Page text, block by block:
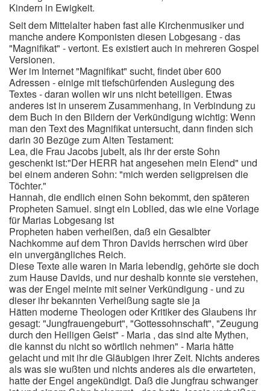
Kindern in Ewigkeit.
Seit dem Mittelalter haben fast alle Kirchenmusiker und
manche andere Komponisten diesen Lobgesang - das
"Magnifikat" - vertont. Es existiert auch in mehreren Gospel
Versionen.
Wer im Internet "Magnifikat" sucht, findet über 600
Adressen - einige mit tiefschürfenden Auslegung des
Textes - daran wollen wir uns nicht beteiligen. Etwas
anderes ist in unserem Zusammenhang, in Verbindung zu
dem Buch in den Bildern der Verkündigung wichtig: Wenn
man den Text des Magnifikat untersucht, dann finden sich
darin 30 Bezüge zum Alten Testament:
Lea, die Frau Jacobs jubelt, als ihr der erste Sohn
geschenkt ist:"Der HERR hat angesehen mein Elend" und
bei einem anderen Sohn: "mich werden seligpreisen die
Töchter."
Hannah, die endlich einen Sohn bekommt, den späteren
Propheten Samuel. singt ein Loblied, das wie eine Vorlage
für Marias Lobgesang ist
Propheten haben verheißen, daß ein Gesalbter
Nachkomme auf dem Thron Davids herrschen wird über
ein unvergängliches Reich.
Diese Texte alle waren in Maria lebendig, gehörte sie doch
zum Hause Davids, und nur deshalb konnte sie verstehen,
was der Engel meinte mit seiner Verkündigung - und zu
dieser ihr bekannten Verheißung sagte sie ja
Hätten moderne Theologen oder Kritiker des Glaubens ihr
gesagt: "Jungfrauengeburt", "Gottessohnschaft", "Zeugung
durch den Heiligen Geist" - Maria , das sind alte Mythen,
die kannst du nicht so wörtlich nehmen" - Maria hätte
gelacht und mit ihr die Gläubigen ihrer Zeit. Nichts anderes
als was sie wußten und nichts anderes als die erwarteten,
hatte der Engel angekündigt. Daß die Jungfrau schwanger